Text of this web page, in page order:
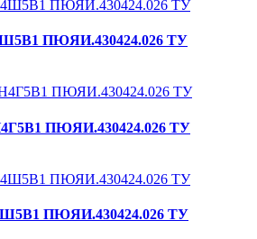
ПЮЯИ.430424.026 ТУ
ПЮЯИ.430424.026 ТУ
ПЮЯИ.430424.026 ТУ